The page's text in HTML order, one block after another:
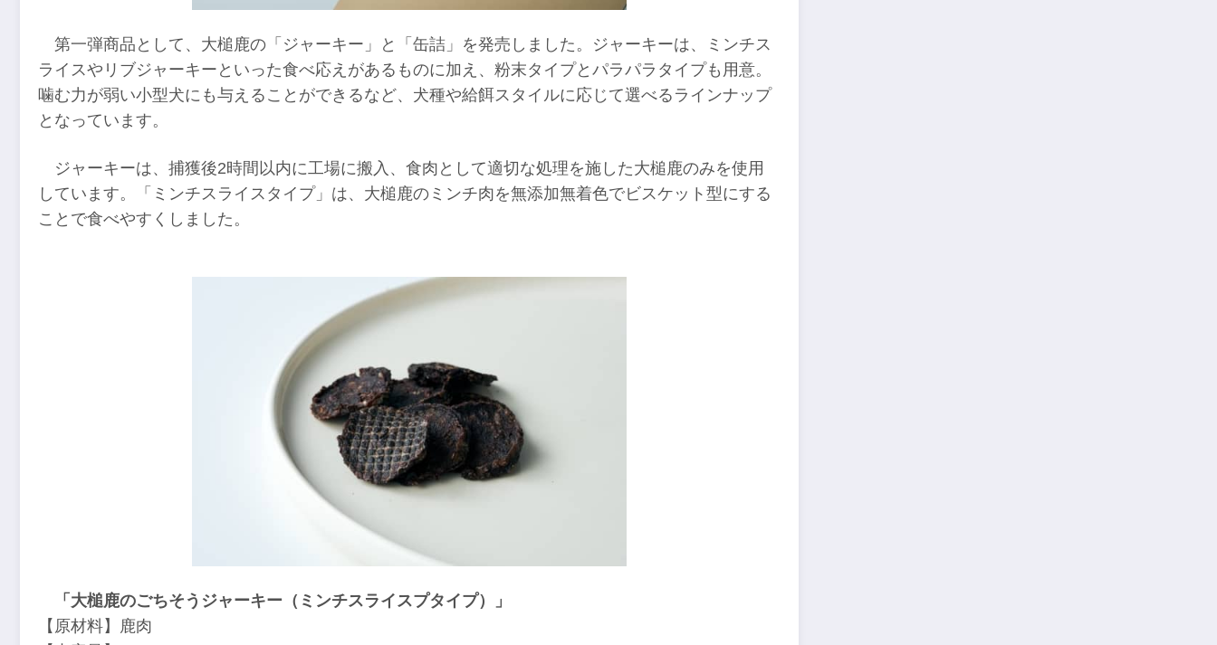
第一弾商品として、大槌鹿の「ジャーキー」と「缶詰」を発売しました。ジャーキーは、ミンチス
ライスやリブジャーキーといった食べ応えがあるものに加え、粉末タイプとパラパラタイプも用意。
噛む力が弱い小型犬にも与えることができるなど、犬種や給餌スタイルに応じて選べるラインナップ
となっています。
ジャーキーは、捕獲後2時間以内に工場に搬入、食肉として適切な処理を施した大槌鹿のみを使用
しています。「ミンチスライスタイプ」は、大槌鹿のミンチ肉を無添加無着色でビスケット型にする
ことで食べやすくしました。
「大槌鹿のごちそうジャーキー（ミンチスライスプタイプ）」
【原材料】鹿肉